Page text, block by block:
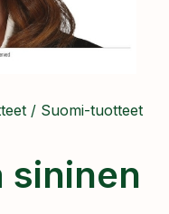
/ Suomi-tuotteet
sininen